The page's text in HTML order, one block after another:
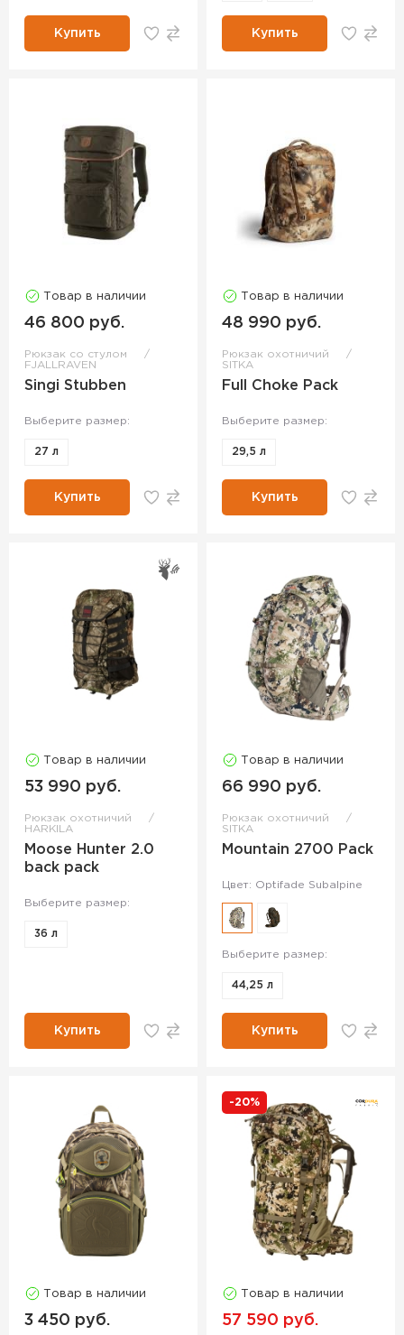
Купить Купить
Товар в наличии
46 800 руб.
Рюкзак со стулом
FJALLRAVEN
Singi Stubben
Выберите размер:
27 л
Купить
Товар в наличии
48 990 руб.
Рюкзак охотничий
SITKA
Full Choke Pack
Выберите размер:
29,5 л
Купить
Товар в наличии
53 990 руб.
Рюкзак охотничий
HARKILA
Moose Hunter 2.0
back pack
Выберите размер:
36 л
Купить
Товар в наличии
66 990 руб.
Рюкзак охотничий
SITKA
Mountain 2700 Pack
Цвет: Optifade Subalpine
Выберите размер:
44,25 л
Купить
Товар в наличии
3 450 руб.
-20%
Товар в наличии
57 590 руб.